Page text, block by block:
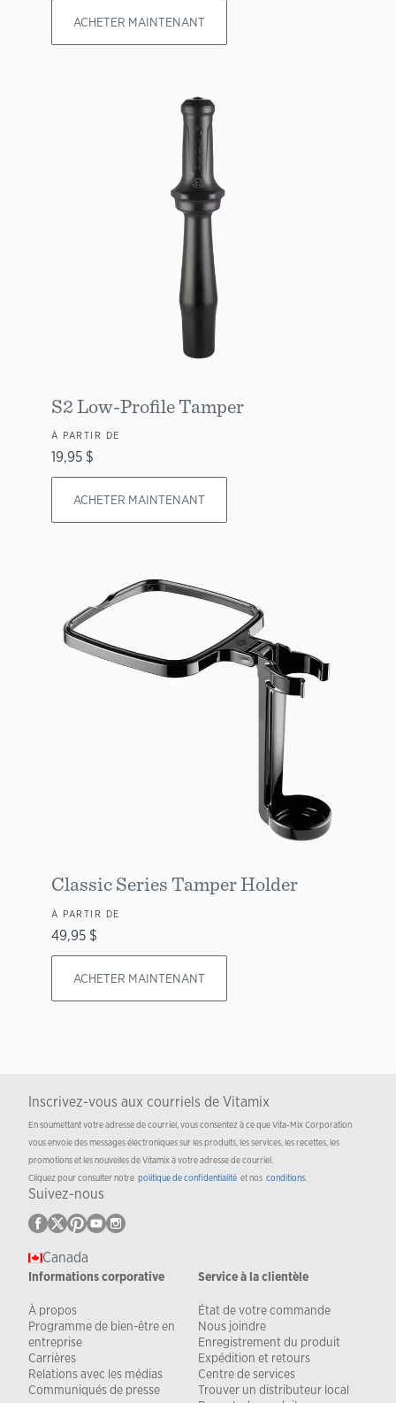
ACHETER MAINTENANT
S2 Low-Profile Tamper
À PARTIR DE
19,95 $
ACHETER MAINTENANT
Classic Series Tamper Holder
À PARTIR DE
49,95 $
ACHETER MAINTENANT
Inscrivez-vous aux courriels de Vitamix
En soumettant votre adresse de courriel, vous consentez à ce que Vita-Mix Corporation
vous envoie des messages électroniques sur les produits, les services, les recettes, les
promotions et les nouvelles de Vitamix à votre adresse de courriel.
Cliquez pour consulter notre politique de confidentialité et nos conditions.
Suivez-nous
Canada
Informations corporative
À propos
Programme de bien-être en
entreprise
Carrières
Relations avec les médias
Communiqués de presse
Service à la clientèle
État de votre commande
Nous joindre
Enregistrement du produit
Expédition et retours
Centre de services
Trouver un distributeur local